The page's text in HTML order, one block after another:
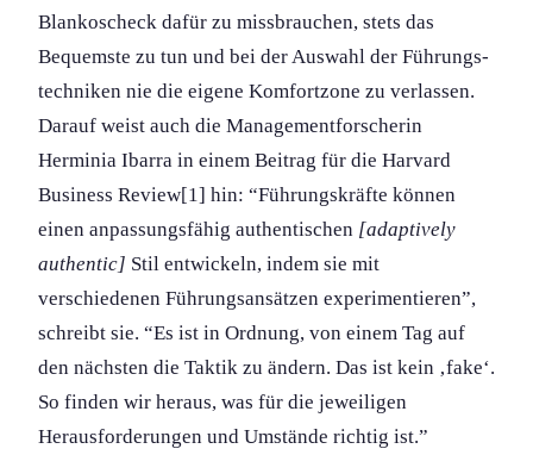
Blankoscheck dafür zu missbrauchen, stets das
Bequemste zu tun und bei der Auswahl der Führungs­
techniken nie die eigene Komfortzone zu verlassen.
Darauf weist auch die Management­forscherin
Herminia Ibarra in einem Beitrag für die Harvard
Business Review[1] hin: “Führungs­kräfte können
einen anpassungs­fähig authentischen [adaptively
authentic] Stil entwickeln, indem sie mit
verschiedenen Führungs­ansätzen experiment­ieren”,
schreibt sie. “Es ist in Ordnung, von einem Tag auf
den nächsten die Taktik zu ändern. Das ist kein ‚fake‘.
So finden wir heraus, was für die jeweiligen
Herausforderung­en und Umstände richtig ist.”